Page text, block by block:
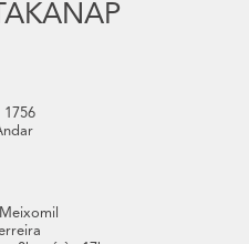
1756